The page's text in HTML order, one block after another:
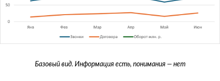
Базовый вид. Информация есть, понимания — нет